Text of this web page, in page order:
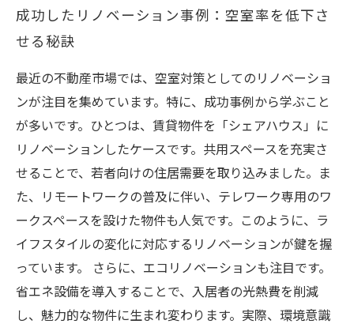
成功したリノベーション事例：空室率を低下さ
せる秘訣
最近の不動産市場では、空室対策としてのリノベーショ
ンが注目を集めています。特に、成功事例から学ぶこと
が多いです。ひとつは、賃貸物件を「シェアハウス」に
リノベーションしたケースです。共用スペースを充実さ
せることで、若者向けの住居需要を取り込みました。ま
た、リモートワークの普及に伴い、テレワーク専用のワ
ークスペースを設けた物件も人気です。このように、ラ
イフスタイルの変化に対応するリノベーションが鍵を握
っています。 さらに、エコリノベーションも注目です。
省エネ設備を導入することで、入居者の光熱費を削減
し、魅力的な物件に生まれ変わります。実際、環境意識